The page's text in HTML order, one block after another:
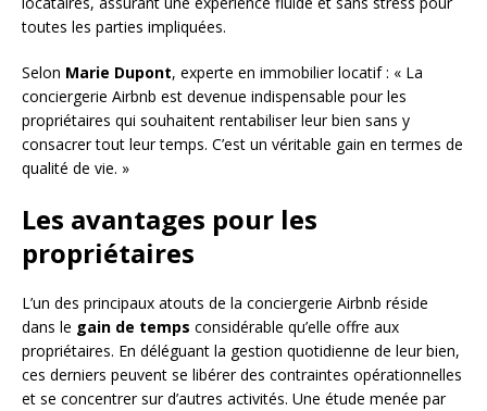
toutes les parties impliquées.
Selon Marie Dupont, experte en immobilier locatif : « La
conciergerie Airbnb est devenue indispensable pour les
propriétaires qui souhaitent rentabiliser leur bien sans y
consacrer tout leur temps. C’est un véritable gain en termes de
qualité de vie. »
Les avantages pour les
propriétaires
L’un des principaux atouts de la conciergerie Airbnb réside
dans le gain de temps considérable qu’elle offre aux
propriétaires. En déléguant la gestion quotidienne de leur bien,
ces derniers peuvent se libérer des contraintes opérationnelles
et se concentrer sur d’autres activités. Une étude menée par